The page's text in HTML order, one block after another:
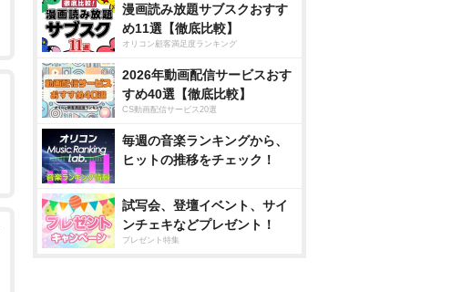
漫画読み放題サブスクおすす
め11選【徹底比較】
オリコン顧客満足度ランキング
2026年動画配信サービスおす
すめ40選【徹底比較】
CS動画配信サービス20選
毎週の音楽ランキングから、
ヒットの推移をチェック！
試写会、登壇イベント、サイ
ンチェキなどプレゼント！
プレゼント特集